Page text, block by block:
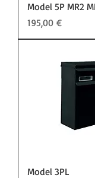
Model 5P MR2
Preis
195,00 €
Model 3PL